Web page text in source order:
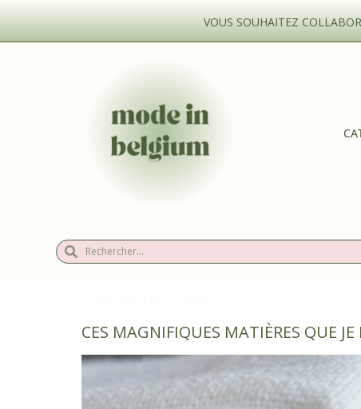
VOUS SOUHAITEZ
CES MAGNIFIQUES MATIÈRES QUE